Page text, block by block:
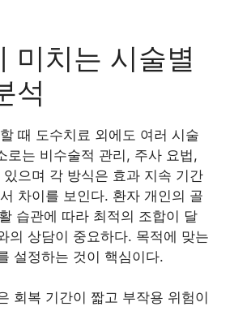
미치는 시술별
석
때 도수치료 외에도 여러 시술
로는 비수술적 관리, 주사 요법,
으며 각 방식은 효과 지속 기간
차이를 보인다. 환자 개인의 골
습관에 따라 최적의 조합이 달
의 상담이 중요하다. 목적에 맞는
설정하는 것이 핵심이다.
회복 기간이 짧고 부작용 위험이